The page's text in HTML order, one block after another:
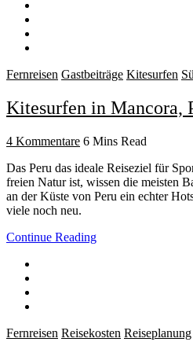
Fernreisen Gastbeiträge Kitesurfen
Kitesurfen in Mancora,
4 Kommentare 6 Mins Read
Das Peru das ideale Reiseziel für
freien Natur ist, wissen die meisten
an der Küste von Peru ein echter
viele noch neu.
Continue Reading
Fernreisen Reisekosten Reiseplanung